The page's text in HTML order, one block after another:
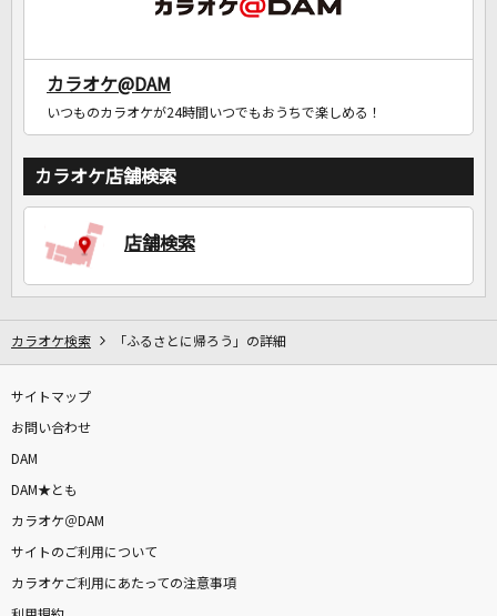
カラオケ@DAM
いつものカラオケが24時間いつでもおうちで楽しめる！
カラオケ店舗検索
店舗検索
カラオケ検索 「ふるさとに帰ろう」の詳細
サイトマップ
お問い合わせ
DAM
DAM★とも
カラオケ＠DAM
サイトのご利用について
カラオケご利用にあたっての注意事項